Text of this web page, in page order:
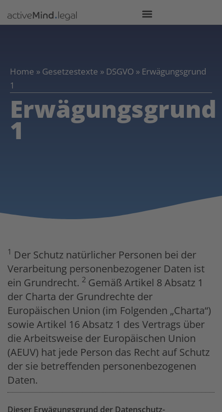
Home » Gesetzestexte » DSGVO » Erwägungsgrund
1
Erwägungsgrund
1
1 Der Schutz natürlicher Personen bei der
Verarbeitung personenbezogener Daten ist
ein Grundrecht. 2 Gemäß Artikel 8 Absatz 1
der Charta der Grundrechte der
Europäischen Union (im Folgenden „Charta“)
sowie Artikel 16 Absatz 1 des Vertrags über
die Arbeitsweise der Europäischen Union
(AEUV) hat jede Person das Recht auf Schutz
der sie betreffenden personenbezogenen
Daten.
Dieser Erwägungsgrund der Datenschutz-